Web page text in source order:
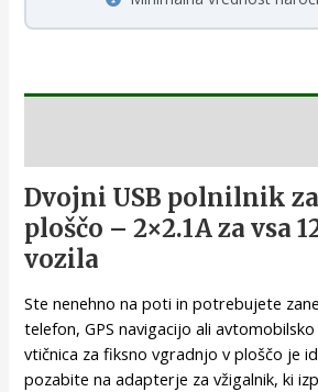
Dvojni USB polnilnik
ploščo – 2×2.1A za vsa
vozila
Ste nenehno na poti in potrebujete
telefon, GPS navigacijo ali
vtičnica za fiksno vgradnjo v ploščo je
pozabite na adapterje za vžigalnik, ki